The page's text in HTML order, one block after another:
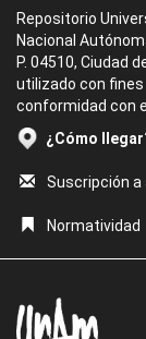
Repositorio
Nacional
P. 04510, Ciudad
utilizado con
conformidad con el
¿Cómo
Suscripción
Normatividad